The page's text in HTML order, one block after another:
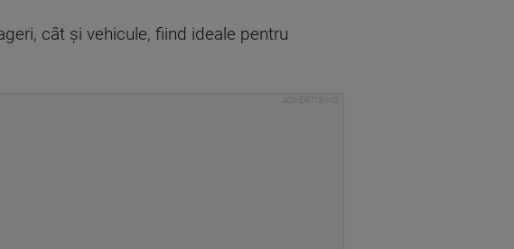
cât și vehicule, fiind ideale pentru